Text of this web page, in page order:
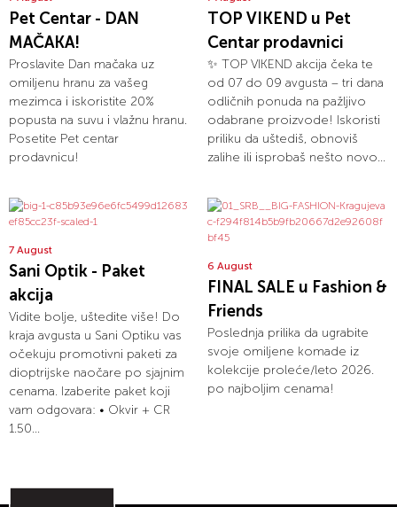
Pet Centar - DAN
MAČAKA!
Proslavite Dan mačaka uz
omiljenu hranu za vašeg
mezimca i iskoristite 20%
popusta na suvu i vlažnu hranu.
Posetite Pet centar
prodavnicu!
TOP VIKEND u Pet
Centar prodavnici
✨ TOP VIKEND akcija čeka te
od 07 do 09 avgusta – tri dana
odličnih ponuda na pažljivo
odabrane proizvode! Iskoristi
priliku da uštediš, obnoviš
zalihe ili isprobaš nešto novo...
7 August
Sani Optik - Paket
akcija
Vidite bolje, uštedite više! Do
kraja avgusta u Sani Optiku vas
očekuju promotivni paketi za
dioptrijske naočare po sjajnim
cenama. Izaberite paket koji
vam odgovara: • Okvir + CR
1.50...
6 August
FINAL SALE u Fashion &
Friends
Poslednja prilika da ugrabite
svoje omiljene komade iz
kolekcije proleće/leto 2026.
po najboljim cenama!